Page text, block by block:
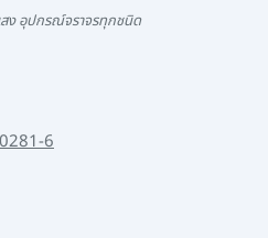
ง อุปกรณ์จราจรทุกชนิด
6